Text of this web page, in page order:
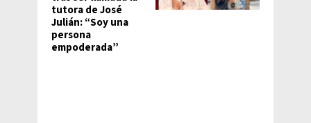
tutora de José
Julián: “Soy una
persona
empoderada”